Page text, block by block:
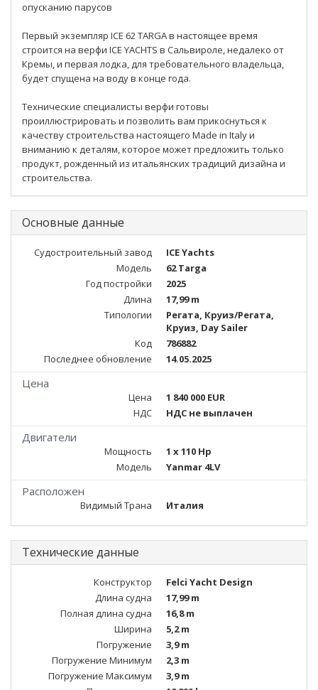
опусканию парусов
Первый экземпляр ICE 62 TARGA в настоящее время
строится на верфи ICE YACHTS в Сальвироле, недалеко от
Кремы, и первая лодка, для требовательного владельца,
будет спущена на воду в конце года.
Технические специалисты верфи готовы
проиллюстрировать и позволить вам прикоснуться к
качеству строительства настоящего Made in Italy и
вниманию к деталям, которое может предложить только
продукт, рожденный из итальянских традиций дизайна и
строительства.
Основные данные
Судостроительный завод
ICE Yachts
Модель
62 Targa
Год постройки
2025
Длина
17,99 m
Типологии
Регата, Круиз/Регата,
Круиз, Day Sailer
Код
786882
Последнее обновление
14.05.2025
Цена
Цена
1 840 000 EUR
НДС
НДС не выплачен
Двигатели
Мощность
1 x 110 Hp
Модель
Yanmar 4LV
Расположен
Видимый Трана Италия
Технические данные
Конструктор
Felci Yacht Design
Длина судна
17,99 m
Полная длина судна
16,8 m
Ширина
5,2 m
Погружение
3,9 m
Погружение Минимум
2,3 m
Погружение Максимум
3,9 m